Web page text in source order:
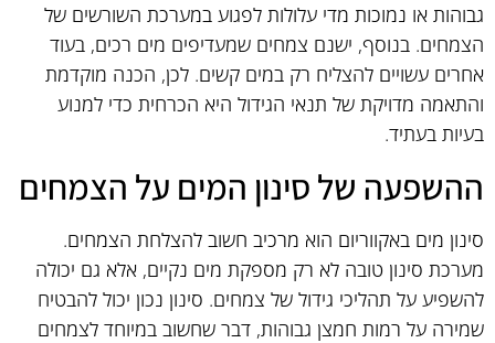
גבוהות או נמוכות מדי עלולות לפגוע במערכת השורשים של
הצמחים. בנוסף, ישנם צמחים שמעדיפים מים רכים, בעוד
אחרים עשויים להצליח רק במים קשים. לכן, הכנה מוקדמת
והתאמה מדויקת של תנאי הגידול היא הכרחית כדי למנוע
בעיות בעתיד.
ההשפעה של סינון המים על הצמחים
סינון מים באקווריום הוא מרכיב חשוב להצלחת הצמחים.
מערכת סינון טובה לא רק מספקת מים נקיים, אלא גם יכולה
להשפיע על תהליכי גידול של צמחים. סינון נכון יכול להבטיח
שמירה על רמות חמצן גבוהות, דבר שחשוב במיוחד לצמחים